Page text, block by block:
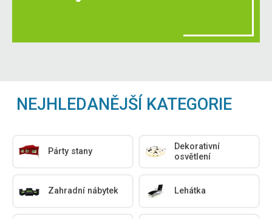
NEJHLEDANĚJŠÍ KATEGORIE
Párty stany
Dekorativní
osvětlení
Zahradní nábytek Lehátka